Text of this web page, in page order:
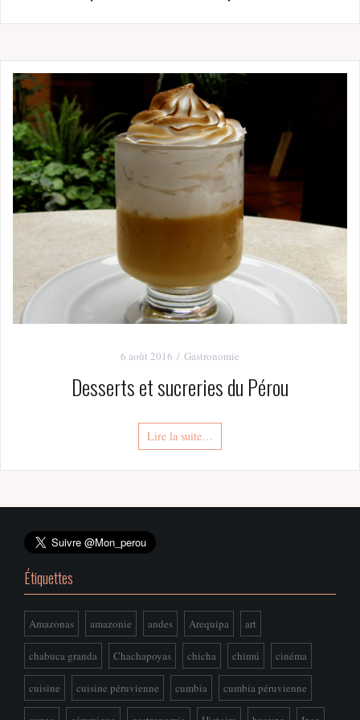
6 août 2016 Gastronomie
Desserts et sucreries du Pérou
Lire la suite…
Étiquettes
Amazonas amazonie andes Arequipa art
chabuca granda Chachapoyas chicha chimú cinéma
cuisine cuisine péruvienne cumbia cumbia péruvienne